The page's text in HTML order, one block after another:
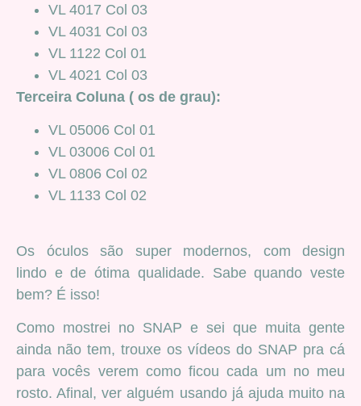
VL 4017 Col 03
VL 4031 Col 03
VL 1122 Col 01
VL 4021 Col 03
Terceira Coluna ( os de grau):
VL 05006 Col 01
VL 03006 Col 01
VL 0806 Col 02
VL 1133 Col 02
Os óculos são super modernos, com design
lindo e de ótima qualidade. Sabe quando veste
bem? É isso!
Como mostrei no SNAP e sei que muita gente
ainda não tem, trouxe os vídeos do SNAP pra cá
para vocês verem como ficou cada um no meu
rosto. Afinal, ver alguém usando já ajuda muito na